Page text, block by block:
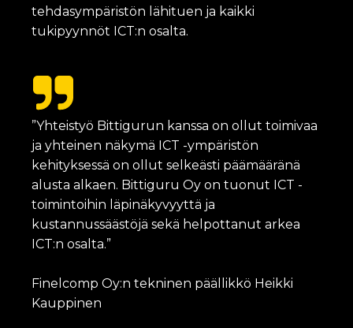
tehdasympäristön lähituen ja kaikki
tukipyynnöt ICT:n osalta.
”Yhteistyö Bittigurun kanssa on ollut toimivaa
ja yhteinen näkymä ICT -ympäristön
kehityksessä on ollut selkeästi päämääränä
alusta alkaen. Bittiguru Oy on tuonut ICT -
toimintoihin läpinäkyvyyttä ja
kustannussäästöjä sekä helpottanut arkea
ICT:n osalta.”
Finelcomp Oy:n tekninen päällikkö Heikki
Kauppinen